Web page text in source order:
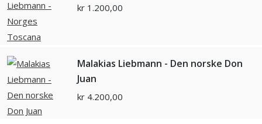
kr 1.200,00
Malakias Liebmann - Den norske Don
Juan
kr 4.200,00